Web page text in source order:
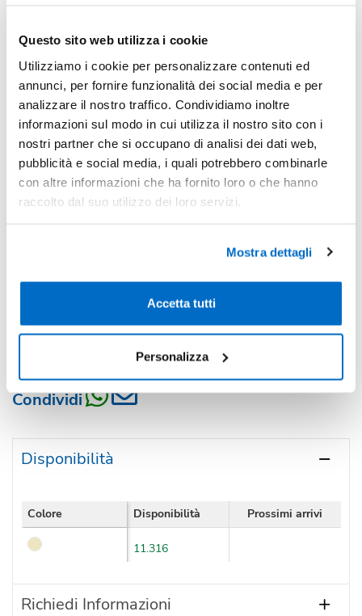
Questo sito web utilizza i cookie
Utilizziamo i cookie per personalizzare contenuti ed
annunci, per fornire funzionalità dei social media e per
analizzare il nostro traffico. Condividiamo inoltre
informazioni sul modo in cui utilizza il nostro sito con i
nostri partner che si occupano di analisi dei dati web,
pubblicità e social media, i quali potrebbero combinarle
con altre informazioni che ha fornito loro o che hanno
raccolto dal suo utilizzo dei loro servizi.
Mostra dettagli
Accetta tutti
Personalizza
Sconti per quantità Sconto € cadauno *Prezzo €
Pezzi 50 -
Pezzi 100 -18% € 2,71
Pezzi 500 -31% € 2,29
Pezzi 1000 -37%
Calcola il preventivo
Quantità consigliata
500pz.Prezzo unitario:€ 2,79IVA incl.Totale:€ 1397,02
Condividi
Disponibilità
Colore Disponibilità Prossimi arrivi
11.316
Richiedi Informazioni